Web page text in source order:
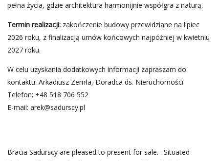
pełna życia, gdzie architektura harmonijnie współgra z naturą.
Termin realizacji: zakończenie budowy przewidziane na lipiec
2026 roku, z finalizacją umów końcowych najpóźniej w kwietniu
2027 roku.
W celu uzyskania dodatkowych informacji zapraszam do
kontaktu: Arkadiusz Zemła, Doradca ds. Nieruchomości
Telefon: +48 518 706 552
E-mail: arek@sadurscy.pl
Bracia Sadurscy are pleased to present for sale. . Situated